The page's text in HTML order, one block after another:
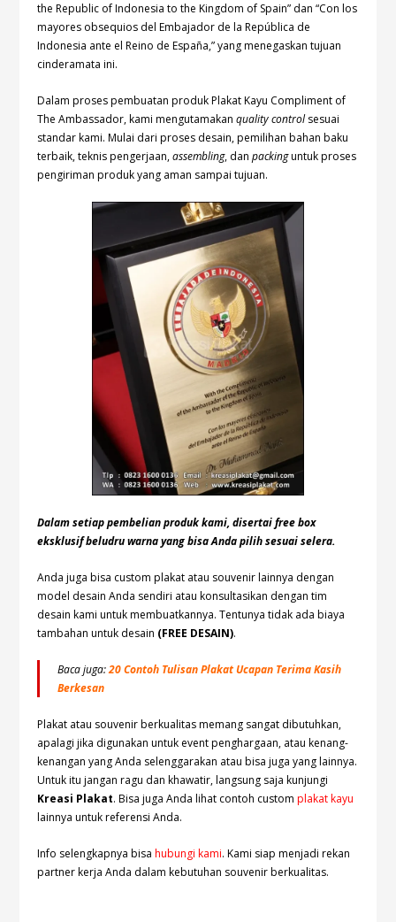
the Republic of Indonesia to the Kingdom of Spain” dan “Con los
mayores obsequios del Embajador de la República de
Indonesia ante el Reino de España,” yang menegaskan tujuan
cinderamata ini.
Dalam proses pembuatan produk Plakat Kayu Compliment of
The Ambassador, kami mengutamakanquality controlsesuai
standar kami. Mulai dari proses desain, pemilihan bahan baku
terbaik, teknis pengerjaan,assembling, danpackinguntuk proses
pengiriman produk yang aman sampai tujuan.
Dalam setiap pembelian produk kami, disertai free box
eksklusif beludru warna yang bisa Anda pilih sesuai selera.
Anda juga bisa custom plakat atau souvenir lainnya dengan
model desain Anda sendiri atau konsultasikan dengan tim
desain kami untuk membuatkannya. Tentunya tidak ada biaya
tambahan untuk desain (FREE DESAIN).
Baca juga:20 Contoh Tulisan Plakat Ucapan Terima Kasih
Berkesan
Plakat atau souvenir berkualitas memang sangat dibutuhkan,
apalagi jika digunakan untuk event penghargaan, atau kenang-
kenangan yang Anda selenggarakan atau bisa juga yang lainnya.
Untuk itu jangan ragu dan khawatir, langsung saja kunjungi
Kreasi Plakat. Bisa juga Anda lihat contoh customplakat kayu
lainnya untuk referensi Anda.
Info selengkapnya bisahubungi kami. Kami siap menjadi rekan
partner kerja Anda dalam kebutuhan souvenir berkualitas.